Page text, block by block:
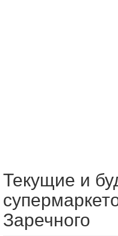
Текущие и
Заречного